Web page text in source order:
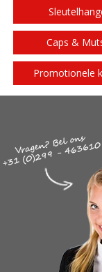
Caps &
Promotionele